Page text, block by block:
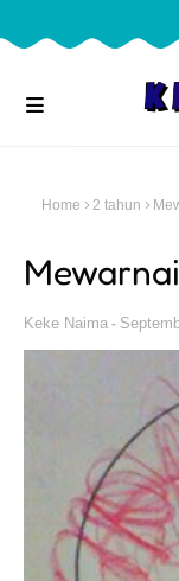
Home 2 tahun
Keke Naima